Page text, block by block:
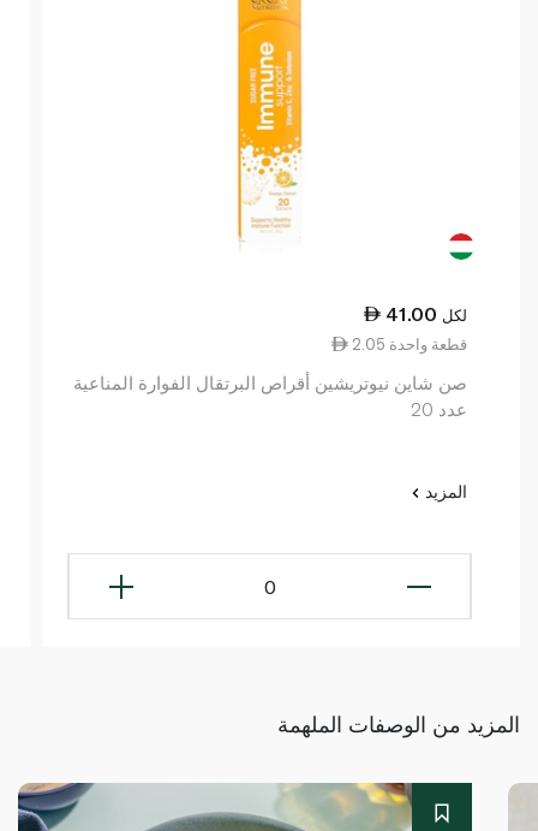
41.00 لكل
2.05 قطعة واحدة
صن شاين نيوتريشين أقراص البرتقال الفوارة المناعية
عدد 20
المزيد
0
المزيد من الوصفات الملهمة